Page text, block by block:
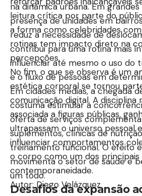
leitura crítica por parte do
a forma como celebridades
rotinas tem impacto direto na
percepções.
No fim, o que se observa é um
estética corporal se tornou
comunicação digital. A disciplina
associada a figuras públicas,
ultrapassam o universo pessoal
influenciar comportamentos
o corpo como um dos principais
contemporaneidade.
Autor: Diego Velázquez
na dinâmica urbana. Em
presença de unidades em
reduz a necessidade de
contribui para uma rotina mais
influenciar até mesmo o uso do
e o fluxo de pessoas em
Em cidades médias, a chegada
costuma estimular a
oferta de serviços
suplementos, clínicas de
treinamento funcional. O efeito
movimenta o setor de saúde e
um todo.
Desafios da expansão